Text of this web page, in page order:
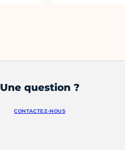
Une question ?
CONTACTEZ-NOUS